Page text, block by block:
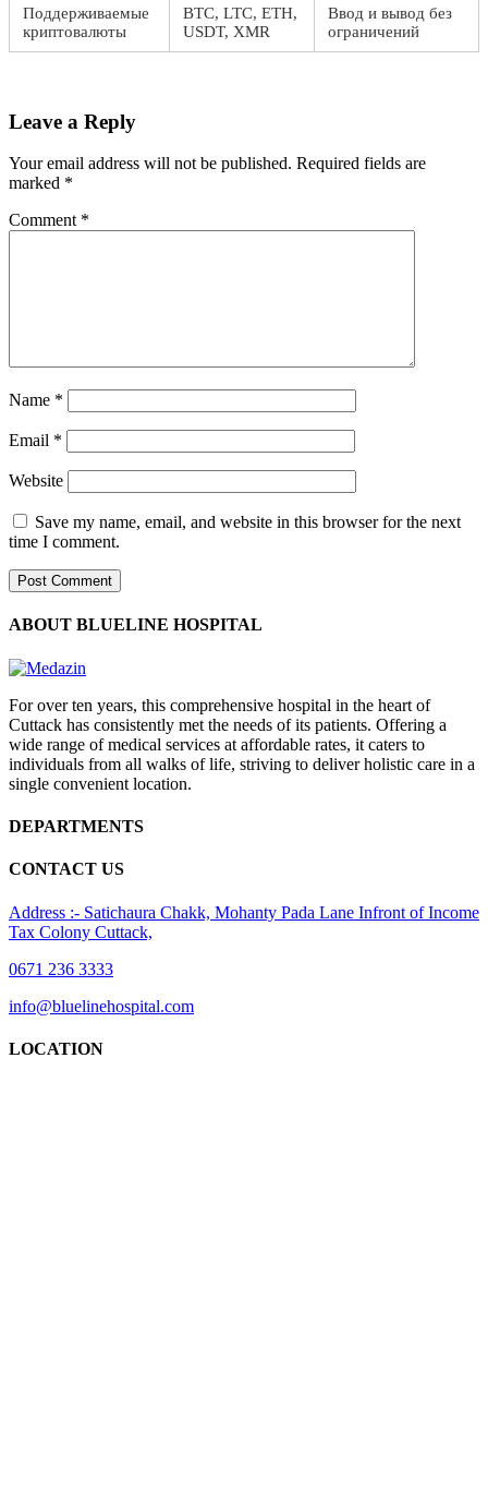
Поддерживаемые
криптовалюты
BTC, LTC, ETH,
USDT, XMR
Ввод и вывод без
ограничений
Leave a Reply
Your email address will not be published. Required fields are
marked *
Comment *
Name *
Email *
Website
Save my name, email, and website in this browser for the next
time I comment.
ABOUT BLUELINE HOSPITAL
For over ten years, this comprehensive hospital in the heart of
Cuttack has consistently met the needs of its patients. Offering a
wide range of medical services at affordable rates, it caters to
individuals from all walks of life, striving to deliver holistic care in a
single convenient location.
DEPARTMENTS
CONTACT US
Address :- Satichaura Chakk, Mohanty Pada Lane Infront of Income
Tax Colony Cuttack,
0671 236 3333
info@bluelinehospital.com
LOCATION